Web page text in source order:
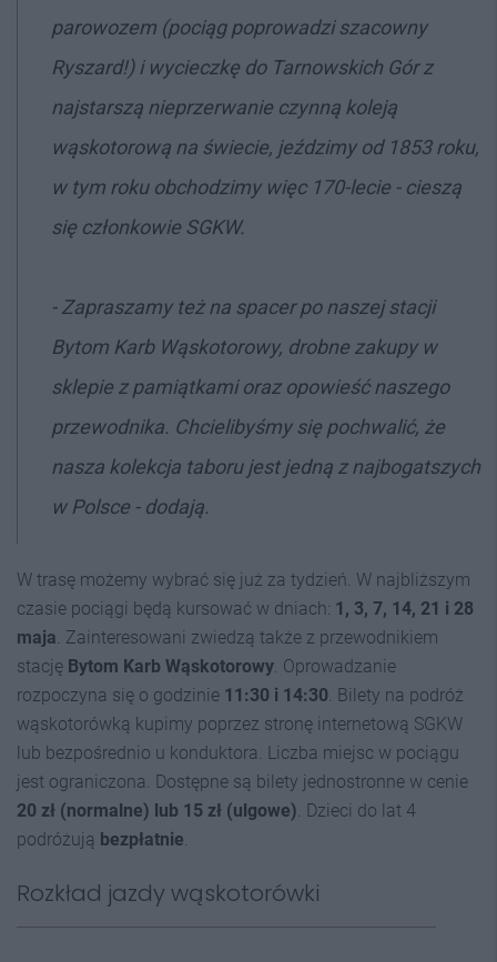
parowozem (pociąg poprowadzi szacowny
Ryszard!) i wycieczkę do Tarnowskich Gór z
najstarszą nieprzerwanie czynną koleją
wąskotorową na świecie, jeździmy od 1853 roku,
w tym roku obchodzimy więc 170-lecie - cieszą
się członkowie SGKW.
- Zapraszamy też na spacer po naszej stacji
Bytom Karb Wąskotorowy, drobne zakupy w
sklepie z pamiątkami oraz opowieść naszego
przewodnika. Chcielibyśmy się pochwalić, że
nasza kolekcja taboru jest jedną z najbogatszych
w Polsce - dodają.
W trasę możemy wybrać się już za tydzień. W najbliższym
czasie pociągi będą kursować w dniach: 1, 3, 7, 14, 21 i 28
maja . Zainteresowani zwiedzą także z przewodnikiem
stację Bytom Karb Wąskotorowy . Oprowadzanie
rozpoczyna się o godzinie 11:30 i 14:30 . Bilety na podróż
wąskotorówką kupimy poprzez stronę internetową SGKW
lub bezpośrednio u konduktora. Liczba miejsc w pociągu
jest ograniczona. Dostępne są bilety jednostronne w cenie
20 zł (normalne) lub 15 zł (ulgowe) . Dzieci do lat 4
podróżują bezpłatnie
Rozkład jazdy wąskotorówki